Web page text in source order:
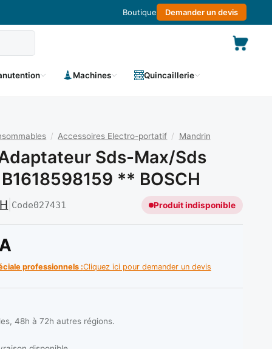
Boutique Demander un devis
Machines Quincaillerie
/ Accessoires Electro-portatif / Mandrin
Sds-Max/sds
** BOSCH
Code027431 Produit indisponible
professionnels :Cliquez ici pour demander un devis
48h à 72h autres régions.